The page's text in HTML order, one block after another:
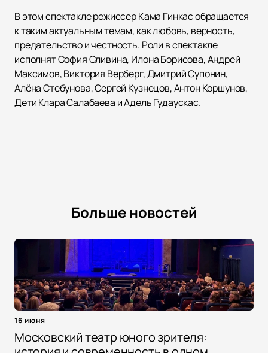
В этом спектакле режиссер Кама Гинкас обращается
к таким актуальным темам, как любовь, верность,
предательство и честность. Роли в спектакле
исполнят София Сливина, Илона Борисова, Андрей
Максимов, Виктория Верберг, Дмитрий Супонин,
Алёна Стебунова, Сергей Кузнецов, Антон Коршунов,
Дети Клара Салабаева и Адель Гудаускас.
Больше новостей
16 июня
Московский театр юного зрителя: